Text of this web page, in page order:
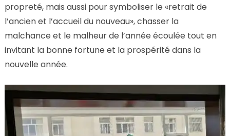
propreté, mais aussi pour symboliser le «retrait de
l’ancien et l’accueil du nouveau», chasser la
malchance et le malheur de l’année écoulée tout en
invitant la bonne fortune et la prospérité dans la
nouvelle année.